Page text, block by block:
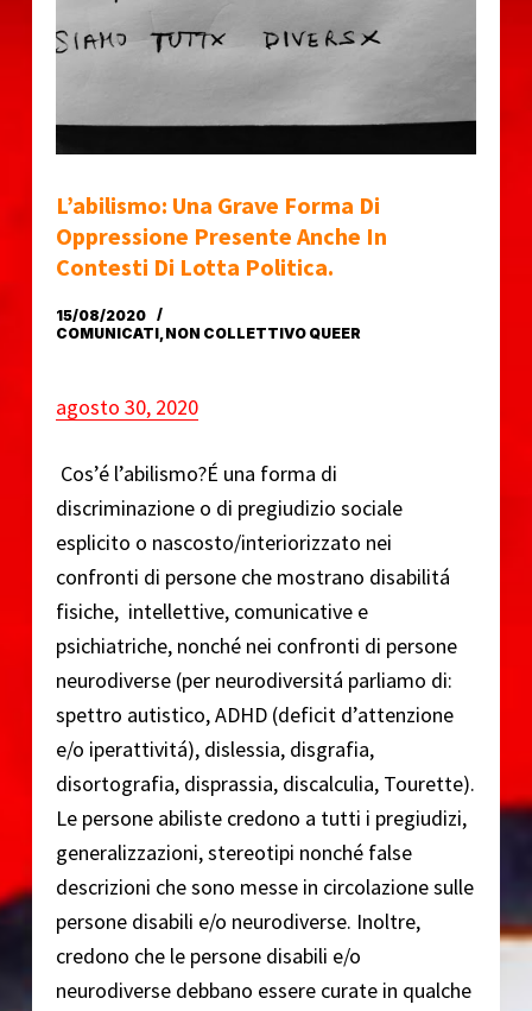
L’abilismo: Una Grave Forma Di
Oppressione Presente Anche In
Contesti Di Lotta Politica.
15/08/2020
COMUNICATI,NON COLLETTIVO QUEER
agosto 30, 2020
Cos’é l’abilismo?É una forma di
discriminazione o di pregiudizio sociale
esplicito o nascosto/interiorizzato nei
confronti di persone che mostrano disabilitá
fisiche, intellettive, comunicative e
psichiatriche, nonché nei confronti di persone
neurodiverse (per neurodiversitá parliamo di:
spettro autistico, ADHD (deficit d’attenzione
e/o iperattivitá), dislessia, disgrafia,
disortografia, disprassia, discalculia, Tourette).
Le persone abiliste credono a tutti i pregiudizi,
generalizzazioni, stereotipi nonché false
descrizioni che sono messe in circolazione sulle
persone disabili e/o neurodiverse. Inoltre,
credono che le persone disabili e/o
neurodiverse debbano essere curate in qualche